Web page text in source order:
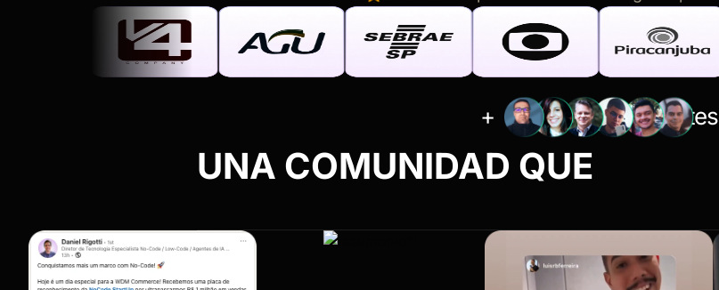
+ 10.000estudiantes
UNA COMUNIDAD QUE